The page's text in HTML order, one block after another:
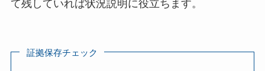
て残していれば状況説明に役立ちます。
証拠保存チェック